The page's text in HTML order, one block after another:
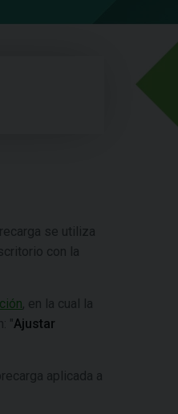
se utiliza
con la
, en la cual la
"Ajustar
aplicada a